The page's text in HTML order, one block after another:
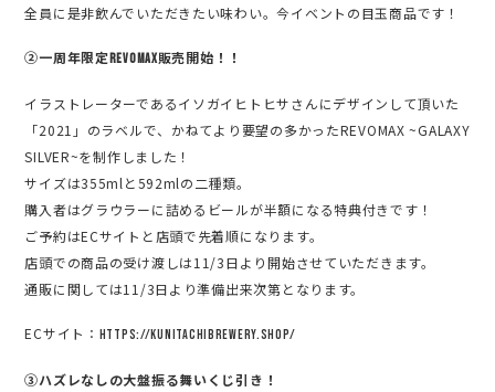
全員に是非飲んでいただきたい味わい。今イベントの目玉商品です！
②一周年限定REVOMAX販売開始！！
イラストレーターであるイソガイヒトヒサさんにデザインして頂いた
「2021」のラベルで、かねてより要望の多かったREVOMAX ~GALAXY
SILVER~を制作しました！
サイズは355mlと592mlの二種類。
購入者はグラウラーに詰めるビールが半額になる特典付きです！
ご予約はECサイトと店頭で先着順になります。
店頭での商品の受け渡しは11/3日より開始させていただきます。
通販に関しては11/3日より準備出来次第となります。
ECサイト： https://kunitachibrewery.shop/
③ハズレなしの大盤振る舞いくじ引き！